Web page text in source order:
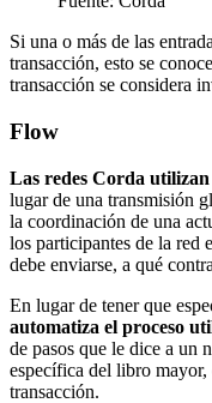
Si una o más de las
transacción, esto se
transacción se considera
Flow
Las redes Corda
lugar de una transmisión
la coordinación de una
los participantes de la red
debe enviarse, a qué
En lugar de tener que
automatiza el proceso
de pasos que le dice a un
específica del libro
transacción.